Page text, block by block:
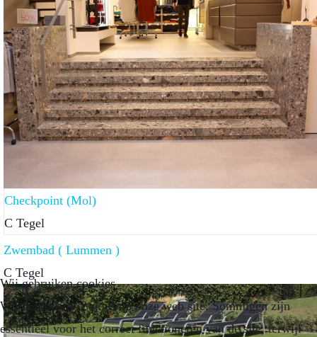
Checkpoint (Mol)
C Tegel
Zwembad ( Lummen )
C Tegel
Wij gebruiken cookies
Wij gebruiken cookies op onze web site. Sommigen zijn
essentieel voor het correct functioneren van de site, terwijl